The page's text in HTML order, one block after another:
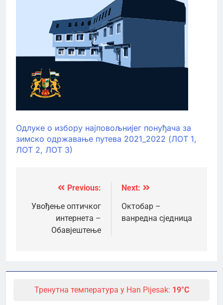
Одлуке о избору најповољнијег понуђача за
зимско одржавање путева 2021_2022 (ЛОТ 1,
ЛОТ 2, ЛОТ 3)
Кретање
чланка
Previous:
Увођење оптичког
интернета –
Обавјештење
Next:
Октобар –
ванредна сједница
Тренутна температура у Han Pijesak: 19°C